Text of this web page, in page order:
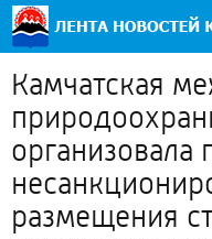
Камчатская
организовала
размещения